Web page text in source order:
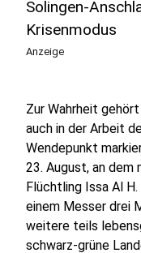
Solingen-
Krisenmodus
Anzeige
Zur Wahrheit
auch in der Arbeit
Wendepunkt
23. August, an dem
Flüchtling Issa Al
einem Messer drei
weitere teils
schwarz-grüne